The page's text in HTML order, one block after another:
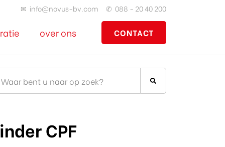
✉ info@novus-bv.com ✆ 088 - 20 40 200
over ons CONTACT
CPF